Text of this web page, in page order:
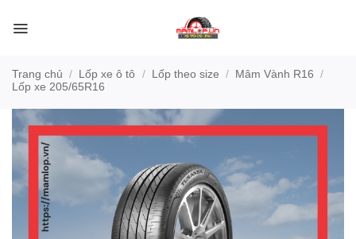
qua
Trang chủ / Lốp xe ô tô / Lốp theo size / Mâm Vành R16 /
Lốp xe 205/65R16